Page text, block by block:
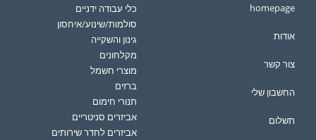
homepage
אודות
צור קשר
החשבון שלי
תשלום
כלי עבודה ידניים
סולמות/שינוע/איחסון
גינון והשקייה
מקלחונים
מוצרי חשמל
ברזים
תנורי חימום
אביזרים סניטריים
אביזרים לחדר שירותים